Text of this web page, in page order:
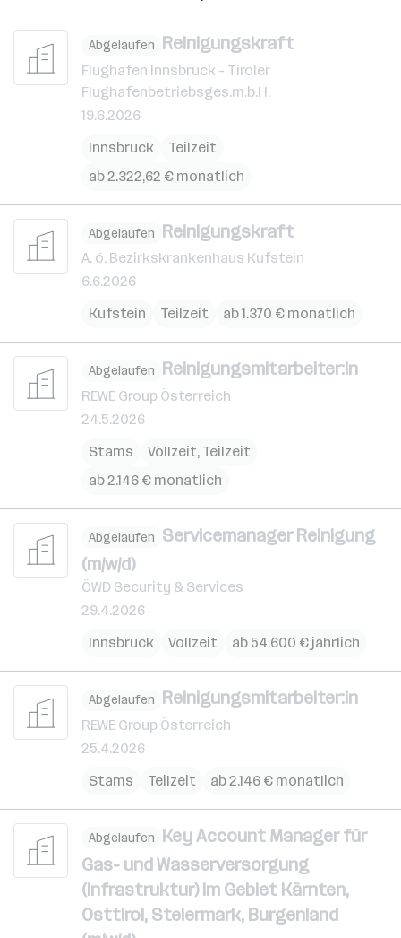
Abgelaufen Reinigungskraft
Flughafen Innsbruck - Tiroler
Flughafenbetriebsges.m.b.H.
19.6.2026
Innsbruck
Teilzeit
ab 2.322,62 € monatlich
Abgelaufen Reinigungskraft
A. ö. Bezirkskrankenhaus Kufstein
6.6.2026
Kufstein
Teilzeit ab 1.370 € monatlich
Abgelaufen Reinigungsmitarbeiter:in
REWE Group Österreich
24.5.2026
Stams
Vollzeit, Teilzeit
ab 2.146 € monatlich
Abgelaufen Servicemanager Reinigung
(m/w/d)
ÖWD Security & Services
29.4.2026
Innsbruck
Vollzeit ab 54.600 € jährlich
Abgelaufen Reinigungsmitarbeiter:in
REWE Group Österreich
25.4.2026
Stams
Teilzeit ab 2.146 € monatlich
Abgelaufen Key Account Manager für
Gas- und Wasserversorgung
(Infrastruktur) im Gebiet Kärnten,
Osttirol, Steiermark, Burgenland